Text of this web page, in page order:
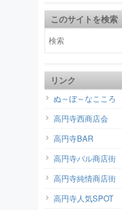
このサイトを検索
リンク
ぬ～ぼ～なこころ
高円寺西商店会
高円寺BAR
高円寺パル商店街
高円寺純情商店街
高円寺人気SPOT